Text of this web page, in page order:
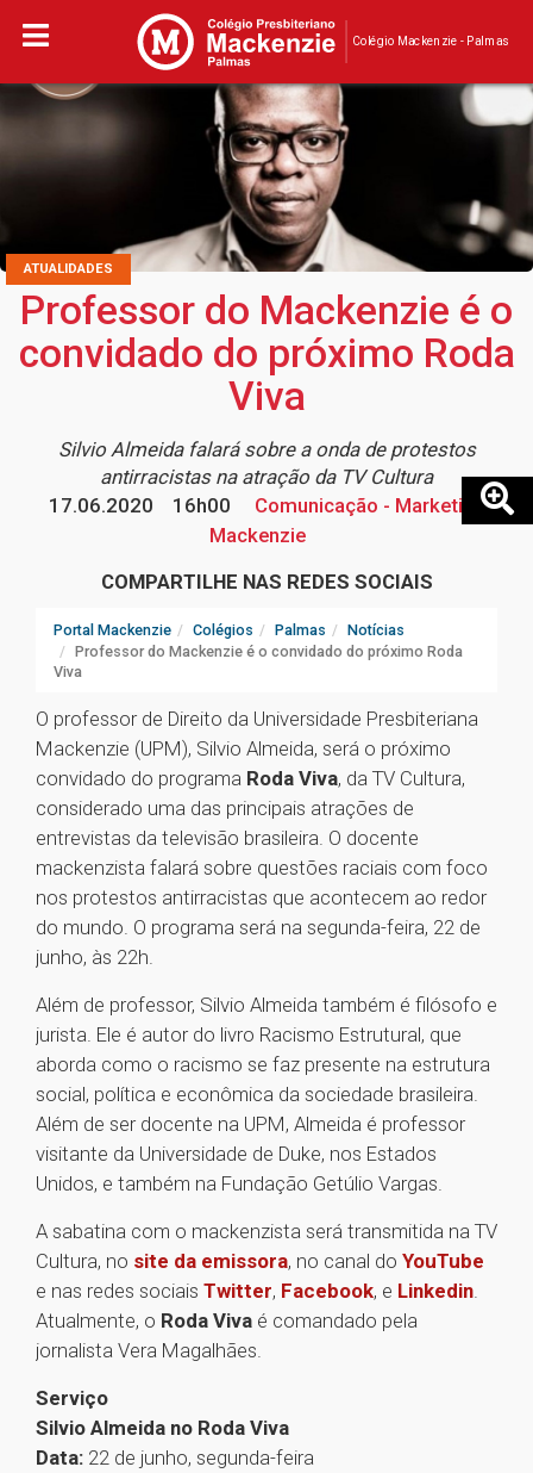
Colégio Mackenzie - Palmas
ATUALIDADES
Professor do Mackenzie é o
convidado do próximo Roda
Viva
Silvio Almeida falará sobre a onda de protestos
antirracistas na atração da TV Cultura
17.06.2020
16h00
Comunicação - Marketing
Mackenzie
COMPARTILHE NAS REDES SOCIAIS
Portal Mackenzie Colégios Palmas
Notícias
Professor do Mackenzie é o convidado do próximo Roda
Viva
O professor de Direito da Universidade Presbiteriana
Mackenzie (UPM), Silvio Almeida, será o próximo
convidado do programa Roda Viva, da TV Cultura,
considerado uma das principais atrações de
entrevistas da televisão brasileira. O docente
mackenzista falará sobre questões raciais com foco
nos protestos antirracistas que acontecem ao redor
do mundo. O programa será na segunda-feira, 22 de
junho, às 22h.
Além de professor, Silvio Almeida também é filósofo e
jurista. Ele é autor do livro Racismo Estrutural, que
aborda como o racismo se faz presente na estrutura
social, política e econômica da sociedade brasileira.
Além de ser docente na UPM, Almeida é professor
visitante da Universidade de Duke, nos Estados
Unidos, e também na Fundação Getúlio Vargas.
A sabatina com o mackenzista será transmitida na TV
Cultura, no site da emissora, no canal do YouTube
e nas redes sociais Twitter, Facebook, e Linkedin.
Atualmente, o Roda Viva é comandado pela
jornalista Vera Magalhães.
Serviço
Silvio Almeida no Roda Viva
Data: 22 de junho, segunda-feira